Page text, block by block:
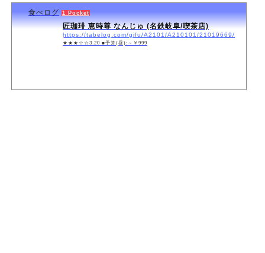
食べログ 1 Pocket
匠珈琲 恵時尊 なんじゅ (名鉄岐阜/喫茶店)
https://tabelog.com/gifu/A2101/A210101/21019669/
★★★☆☆3.20 ■予算(昼):～￥999